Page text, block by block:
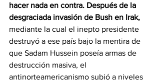
hacer nada en contra. Después de la
desgraciada invasión de Bush en Irak,
mediante la cual el inepto presidente
destruyó a ese país bajo la mentira de
que Sadam Hussein poseía armas de
destrucción masiva, el
antinorteamericanismo subió a niveles